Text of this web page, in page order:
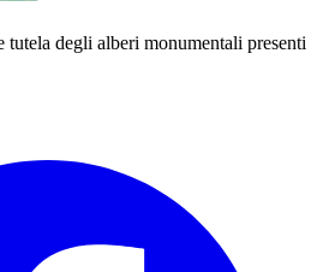
tutela degli alberi monumentali presenti